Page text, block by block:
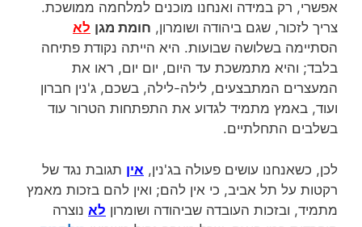
אפשרי, רק במידה ואנחנו מוכנים למלחמה ממושכת.
צריך לזכור, שגם ביהודה ושומרון, חומת מגן לא
הסתיימה בשלושה שבועות. היא הייתה נקודת פתיחה
בלבד; והיא מתמשכת עד היום, יום יום, ראו את
המעצרים המתבצעים, לילה-לילה, בשכם, ג'נין חברון
ועוד, באמץ מתמיד לגדוע את התפתחות הטרור עוד
בשלבים התחלתיים.
לכן, כשאנחנו עושים פעולה בג'נין, אין תגובת נגד של
רקטות על תל אביב, כי אין להם; ואין להם בזכות מאמץ
מתמיד, ובזכות העובדה שביהודה ושומרון לא נוצרה